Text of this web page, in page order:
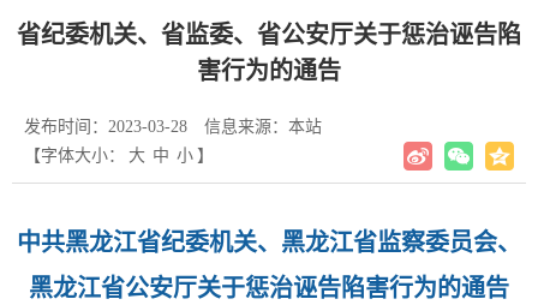
省纪委机关、省监委、省公安厅关于惩治诬告陷
害行为的通告
发布时间：2023-03-28
信息来源：本站
【字体大小：
大 中 小 】
中共黑龙江省纪委机关、黑龙江省监察委员会、
黑龙江省公安厅关于惩治诬告陷害行为的通告